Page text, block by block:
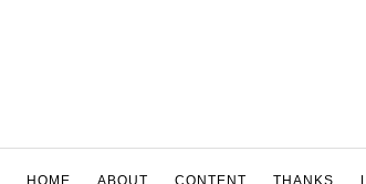
HOME ABOUT CONTENT THANKS